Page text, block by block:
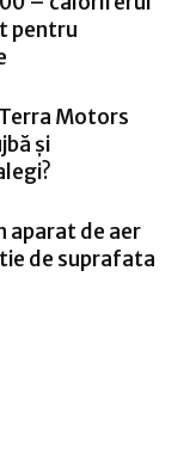
pentru
Motors
și
aparat de aer
de suprafata